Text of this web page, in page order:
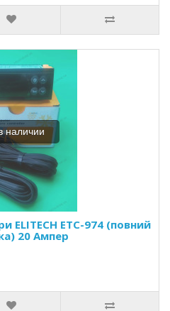
наличии
ELITECH ETC-974 (повний
20 Ампер